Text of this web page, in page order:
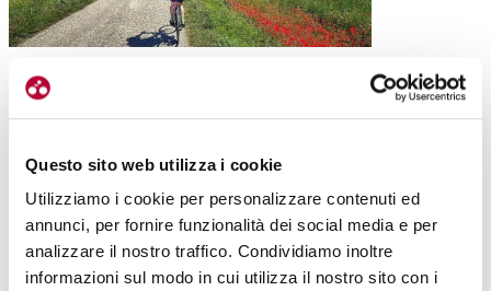
Questo sito web utilizza i cookie
Utilizziamo i cookie per personalizzare contenuti ed
annunci, per fornire funzionalità dei social media e per
analizzare il nostro traffico. Condividiamo inoltre
informazioni sul modo in cui utilizza il nostro sito con i
NELLE MARCHE ARRIVA UNA NUOVA ARTERIA: LA
Presentata nei giorni scorsi la prima parte della Ciclovia del
Foglia, percorso che collegherà Pesaro all’entroterra. Un
progetto di spicco per la Regione […]
#CICLOVIA DEL FOGLIA #MARCHE #CÀ VIRGINIA
#RENZO BALDELLI